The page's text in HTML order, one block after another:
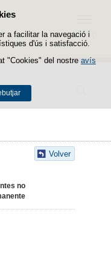
a facilitar la navegació i
d'ús i satisfacció.
"Cookies" del nostre avís
al contingut
Menú
Volver
no